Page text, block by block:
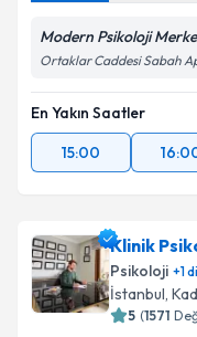
Modern Psikoloji
Ortaklar Caddesi Sabah
En Yakın Saatler
15:00
Klinik
Psikoloji +1
İstanbul,
5 (1571